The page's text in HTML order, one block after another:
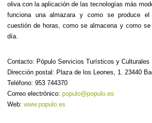
oliva con la aplicación de las tecnologías más
funciona una almazara y como se produce
cuestión de horas, como se almacena y como
día.
Contacto: Pópulo Servicios Turísticos y Culturales
Dirección postal: Plaza de los Leones, 1. 23440
Teléfono: 953 744370
Correo electrónico: populo@populo.es
Web: www.populo.es